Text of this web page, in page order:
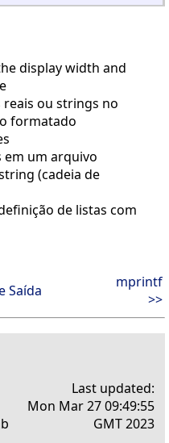
display width and
ou strings no
formatado
um arquivo
(cadeia de
de listas com
Saída
mprintf
>>
Last updated:
Mon Mar 27 09:49:55
GMT 2023